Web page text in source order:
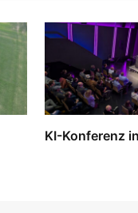
KI-Konferenz